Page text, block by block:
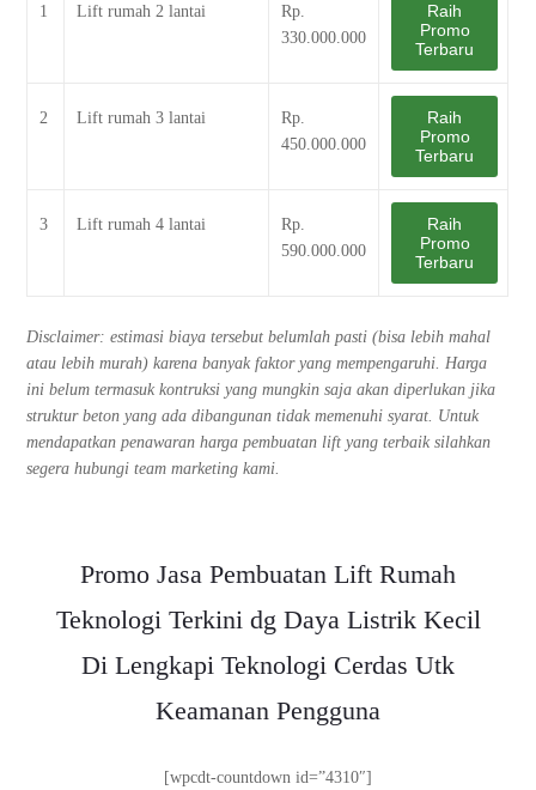
1 Lift rumah 2 lantai
Rp.
330.000.000
Raih
Promo
Terbaru
2 Lift rumah 3 lantai
Rp.
450.000.000
Raih
Promo
Terbaru
3 Lift rumah 4 lantai
Rp.
590.000.000
Raih
Promo
Terbaru
Disclaimer: estimasi biaya tersebut belumlah pasti (bisa lebih mahal
atau lebih murah) karena banyak faktor yang mempengaruhi. Harga
ini belum termasuk kontruksi yang mungkin saja akan diperlukan jika
struktur beton yang ada dibangunan tidak memenuhi syarat. Untuk
mendapatkan penawaran harga pembuatan lift yang terbaik silahkan
segera hubungi team marketing kami.
Promo Jasa Pembuatan Lift Rumah
Teknologi Terkini dg Daya Listrik Kecil
Di Lengkapi Teknologi Cerdas Utk
Keamanan Pengguna
[wpcdt-countdown id=”4310″]